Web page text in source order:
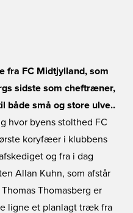
fra FC Midtjylland, som
sidste som cheftræner,
både små og store ulve..
hvor byens stolthed FC
koryfæer i klubbens
og fra i dag
Allan Kuhn, som afstår
Thomasberg er
ligne et planlagt træk fra